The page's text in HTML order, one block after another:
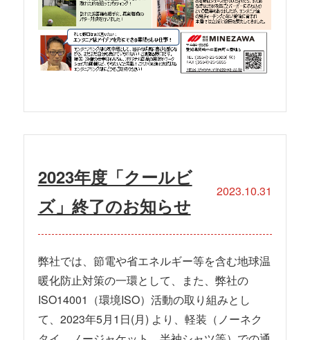
2023年度「クールビ
ズ」終了のお知らせ
2023.10.31
弊社では、節電や省エネルギー等を含む地球温
暖化防止対策の一環として、また、弊社の
ISO14001（環境ISO）活動の取り組みとし
て、2023年5月1日(月) より、軽装（ノーネク